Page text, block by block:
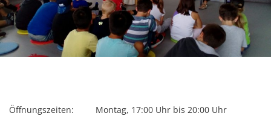
Öffnungszeiten: Montag, 17:00 Uhr bis 20:00 Uhr